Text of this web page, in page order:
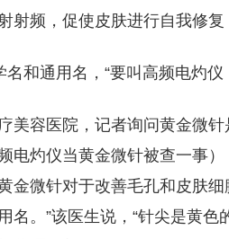
射频，促使皮肤进行自我修
名和通用名，“要叫高频电灼仪
美容医院，记者询问黄金微
电灼仪当黄金微针被查一事
金微针对于改善毛孔和皮肤
名。”该医生说，“针尖是黄